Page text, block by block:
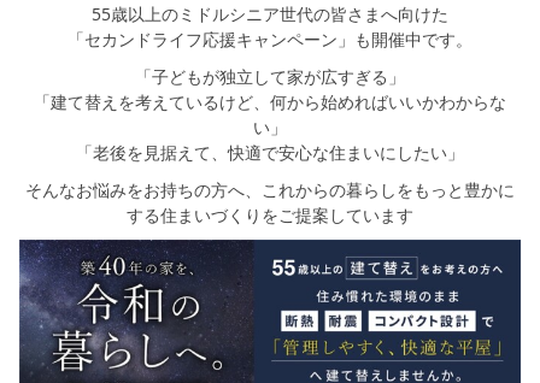
55歳以上のミドルシニア世代の皆さまへ向けた
「セカンドライフ応援キャンペーン」も開催中です。
「子どもが独立して家が広すぎる」
「建て替えを考えているけど、何から始めればいいかわからな
い」
「老後を見据えて、快適で安心な住まいにしたい」
そんなお悩みをお持ちの方へ、これからの暮らしをもっと豊かに
する住まいづくりをご提案しています